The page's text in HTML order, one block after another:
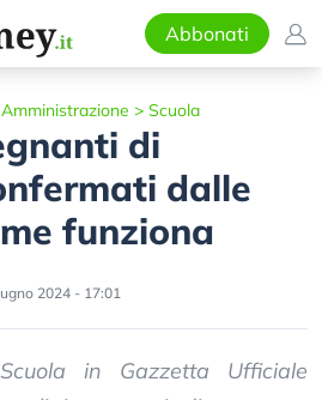
Abbonati
> Scuola
di
dalle
funziona
2024 - 17:01
in Gazzetta Ufficiale